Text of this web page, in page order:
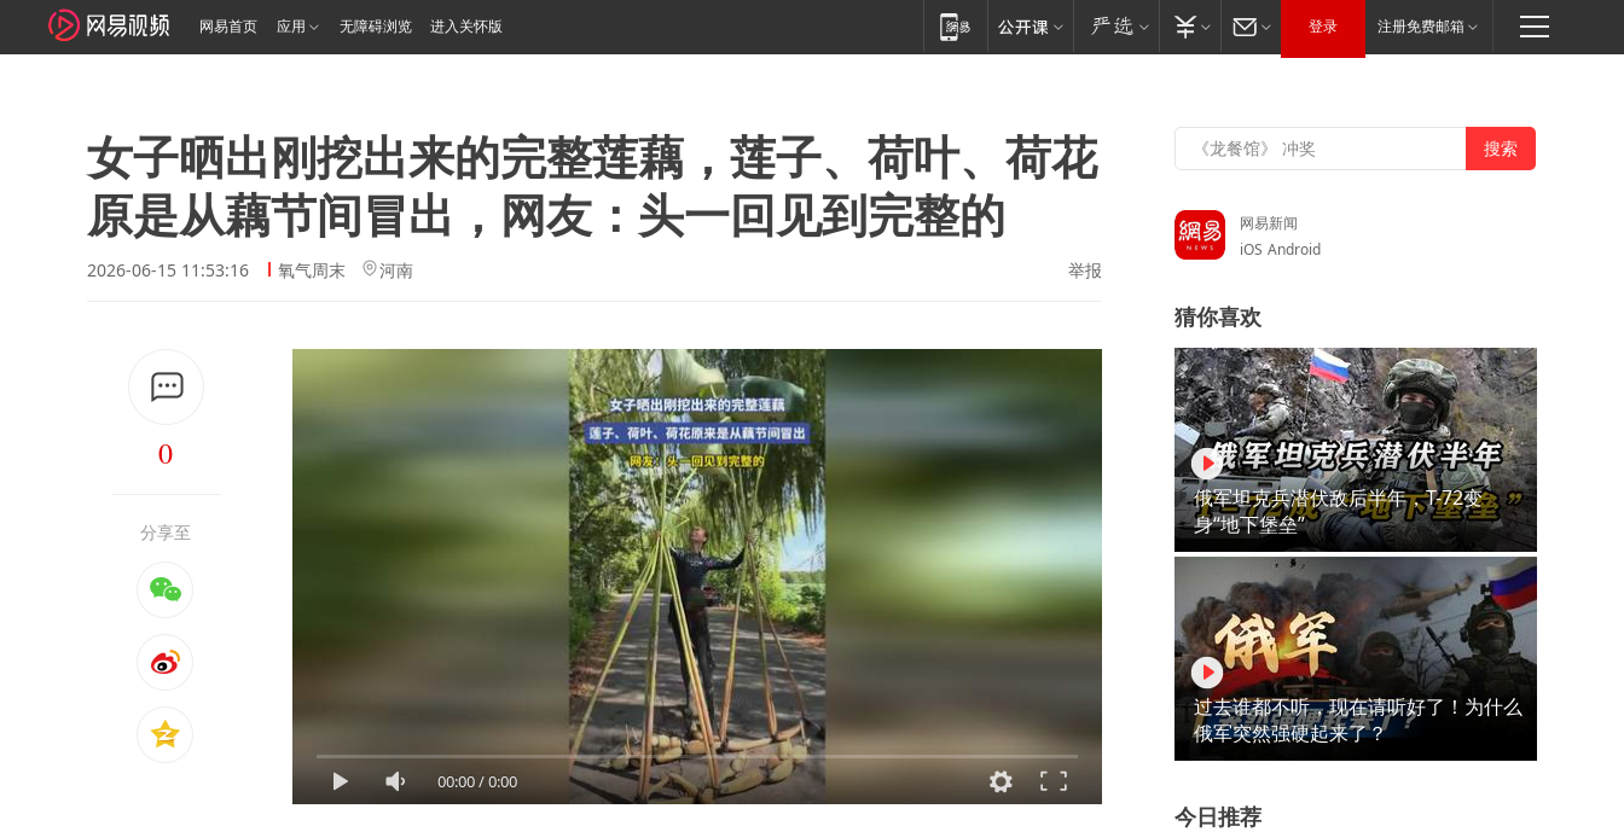
网易首页 应用 无障碍浏览 进入关怀版 登录 注册免费邮箱
女子晒出刚挖出来的完整莲藕，莲子、荷叶、荷花
原是从藕节间冒出，网友：头一回见到完整的
2026-06-15 11:53:16 氧气周末 河南 举报
0
分享至
00:00/0:00
网易新闻
iOS Android
猜你喜欢
俄军坦克兵潜伏敌后半年，T-72变
身“地下堡垒”
过去谁都不听，现在请听好了！为什么
俄军突然强硬起来了？
今日推荐